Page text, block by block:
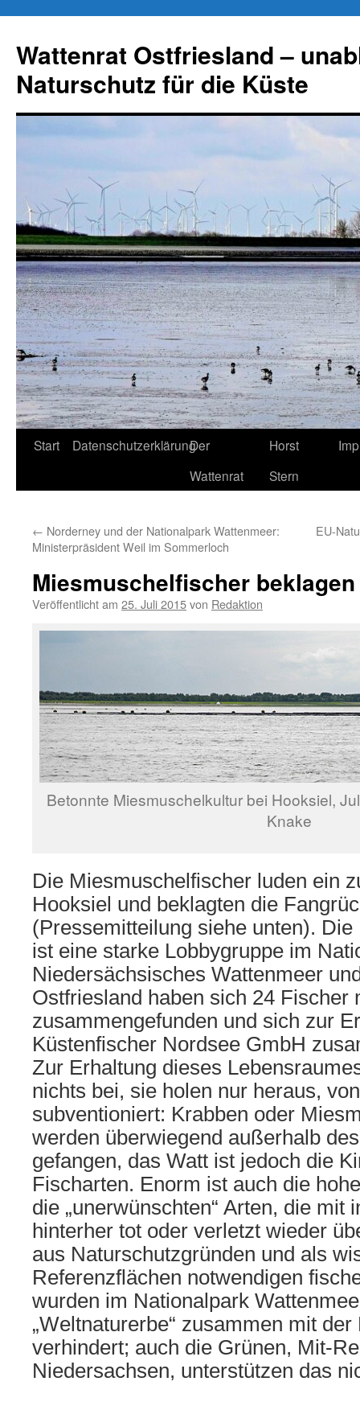
springen
Wattenrat Ostfriesland –
Naturschutz für die Küste
Start DatenschutzerklärungDer
Wattenrat
Horst
Stern
← Norderney und der Nationalpark Wattenmeer:
Ministerpräsident Weil im Sommerloch
EU-
Miesmuschelfischer
Veröffentlicht am 25. Juli 2015von Redaktion
Betonnte Miesmuschelkultur bei Hooksiel,
Knake
Die Miesmuschelfischer luden ein
Hooksiel und beklagten die
(Pressemitteilung siehe unten).
ist eine starke Lobbygruppe im
Niedersächsisches Wattenmeer
Ostfriesland haben sich 24 Fischer
zusammengefunden und sich zur
Küstenfischer Nordsee GmbH
Zur Erhaltung dieses
nichts bei, sie holen nur heraus,
subventioniert: Krabben oder
werden überwiegend außerhalb
gefangen, das Watt ist jedoch die
Fischarten. Enorm ist auch die
die „unerwünschten“ Arten, die mit
hinterher tot oder verletzt wieder
aus Naturschutzgründen und als
Referenzflächen notwendigen
wurden im Nationalpark
„Weltnaturerbe“ zusammen mit
verhindert; auch die Grünen, Mit-
Niedersachsen, unterstützen das